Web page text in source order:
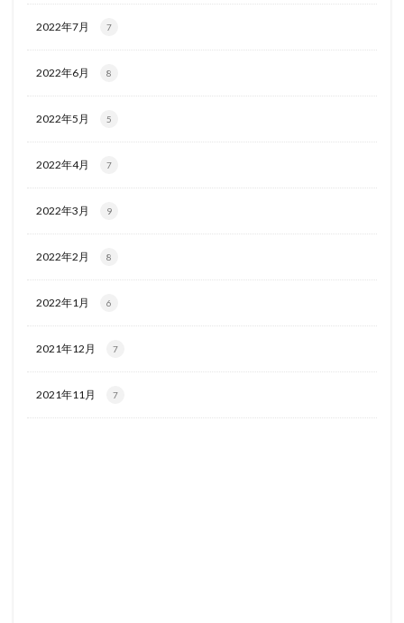
2022年7月 7
2022年6月 8
2022年5月 5
2022年4月 7
2022年3月 9
2022年2月 8
2022年1月 6
2021年12月 7
2021年11月 7